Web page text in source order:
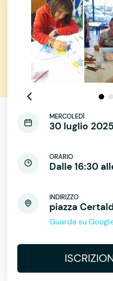
MERCOLEDÌ
30 luglio 2025
ORARIO
Dalle 16:30
INDIRIZZO
piazza
Guarda su